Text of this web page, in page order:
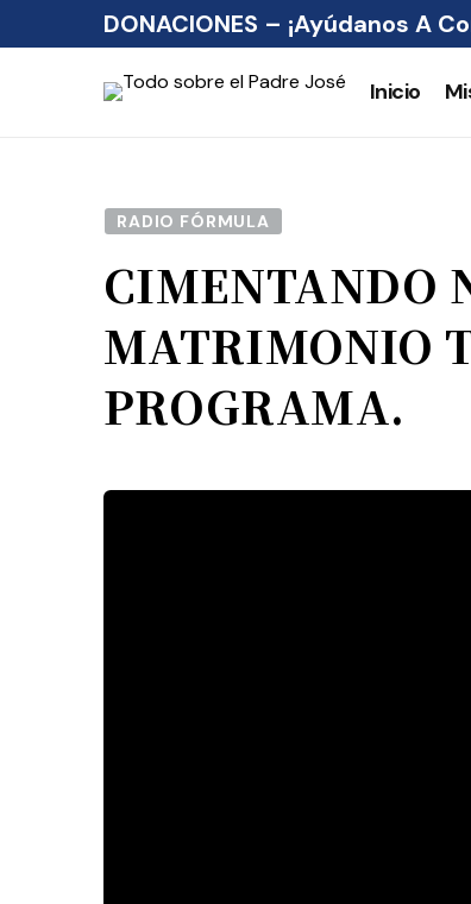
DONACIONES – ¡Ayúdanos A
Inicio
RADIO FÓRMULA
CIMENTANDO
MATRIMONIO
PROGRAMA.